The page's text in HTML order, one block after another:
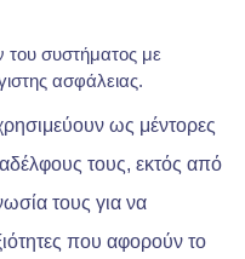
του συστήματος με
ασφάλειας.
ως μέντορες
τους, εκτός από
τους για να
που αφορούν το